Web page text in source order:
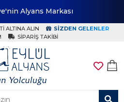
Alyans Markası
ALTINA ALIN
SIZDEN GELENLER
SIPARIŞ TAKIBI